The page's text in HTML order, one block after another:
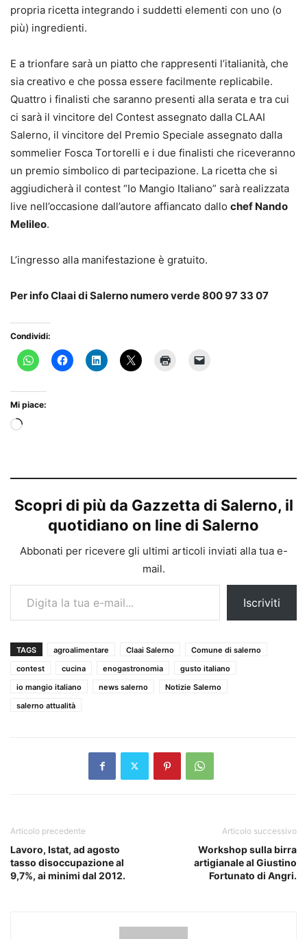
propria ricetta integrando i suddetti elementi con uno (o
più) ingredienti.
E a trionfare sarà un piatto che rappresenti l’italianità, che
sia creativo e che possa essere facilmente replicabile.
Quattro i finalisti che saranno presenti alla serata e tra cui
ci sarà il vincitore del Contest assegnato dalla CLAAI
Salerno, il vincitore del Premio Speciale assegnato dalla
sommelier Fosca Tortorelli e i due finalisti che riceveranno
un premio simbolico di partecipazione. La ricetta che si
aggiudicherà il contest “Io Mangio Italiano” sarà realizzata
live nell’occasione dall’autore affiancato dallo chef Nando
Melileo.
L’ingresso alla manifestazione è gratuito.
Per info Claai di Salerno numero verde 800 97 33 07
Condividi:
Mi piace:
Caricamento
Scopri di più da Gazzetta di Salerno, il
quotidiano on line di Salerno
Abbonati per ricevere gli ultimi articoli inviati alla tua e-
mail.
Digita la tua e-mail...
Iscriviti
TAGS agroalimentare Claai Salerno
Comune di salerno
contest
cucina enogastronomia
gusto italiano
io mangio italiano
news salerno
Notizie Salerno
salerno attualità
Articolo precedente
Lavoro, Istat, ad agosto
tasso disoccupazione al
9,7%, ai minimi dal 2012.
Articolo successivo
Workshop sulla birra
artigianale al Giustino
Fortunato di Angri.